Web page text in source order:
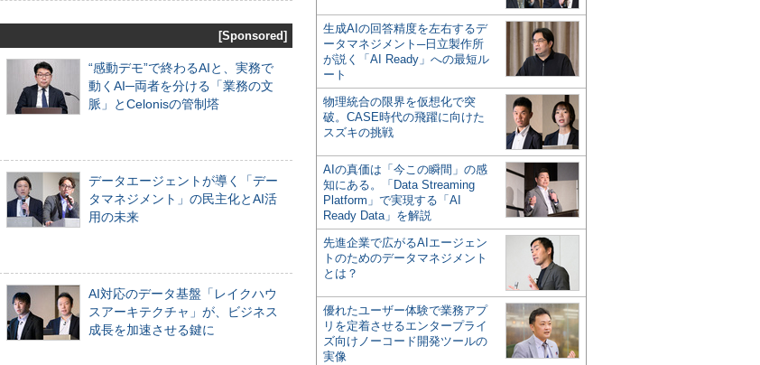
[Sponsored]
“感動デモ”で終わるAIと、実務で
動くAI─両者を分ける「業務の文
脈」とCelonisの管制塔
データエージェントが導く「デー
タマネジメント」の民主化とAI活
用の未来
AI対応のデータ基盤「レイクハウ
スアーキテクチャ」が、ビジネス
成長を加速させる鍵に
生成AIの回答精度を左右するデ
ータマネジメント─日立製作所
が説く「AI Ready」への最短ル
ート
物理統合の限界を仮想化で突
破。CASE時代の飛躍に向けた
スズキの挑戦
AIの真価は「今この瞬間」の感
知にある。「Data Streaming
Platform」で実現する「AI
Ready Data」を解説
先進企業で広がるAIエージェン
トのためのデータマネジメント
とは？
優れたユーザー体験で業務アプ
リを定着させるエンタープライ
ズ向けノーコード開発ツールの
実像